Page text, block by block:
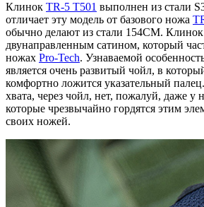
Клинок TR-5 T501 выполнен из стали
отличает эту модель от базового ножа
обычно делают из стали 154СМ.
двунаправленным сатином, который
ножах Pro-Tech. Узнаваемой
является очень развитый чойл, в
комфортно ложится указательный
хвата, через чойл, нет, пожалуй, даже у
которые чрезвычайно гордятся этим
своих ножей.